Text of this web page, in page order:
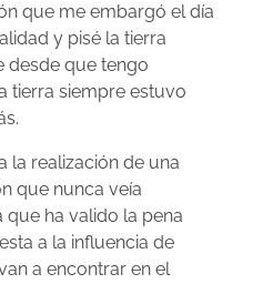
que me embargó el día
y pisé la tierra
desde que tengo
tierra siempre estuvo
la realización de una
que nunca veía
ha valido la pena
a la influencia de
a encontrar en el